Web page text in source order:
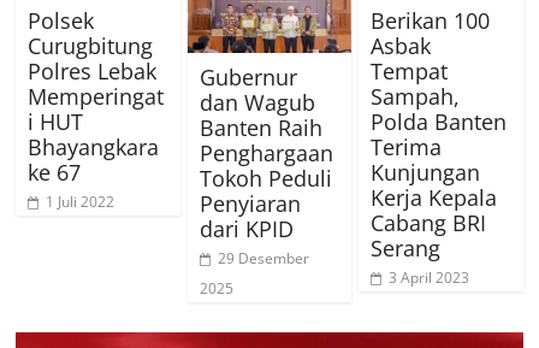
Polsek
Curugbitung
Polres Lebak
Memperingat
i HUT
Bhayangkara
ke 67
1 Juli 2022
Gubernur
dan Wagub
Banten Raih
Penghargaan
Tokoh Peduli
Penyiaran
dari KPID
29 Desember
2025
Berikan 100
Asbak
Tempat
Sampah,
Polda Banten
Terima
Kunjungan
Kerja Kepala
Cabang BRI
Serang
3 April 2023